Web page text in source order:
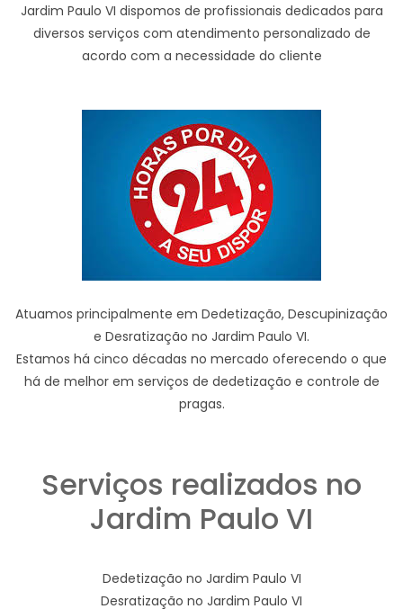
Jardim Paulo VI dispomos de profissionais dedicados para
diversos serviços com atendimento personalizado de
acordo com a necessidade do cliente
Atuamos principalmente em Dedetização, Descupinização
e Desratização no Jardim Paulo VI.
Estamos há cinco décadas no mercado oferecendo o que
há de melhor em serviços de dedetização e controle de
pragas.
Serviços realizados no
Jardim Paulo VI
Dedetização no Jardim Paulo VI
Desratização no Jardim Paulo VI